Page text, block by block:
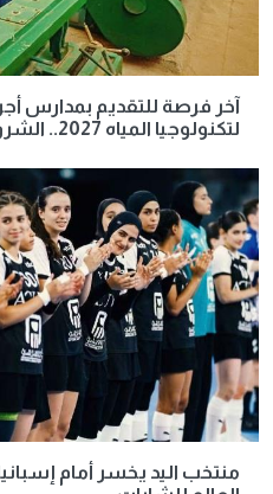
آخر فرصة للتقديم بمدارس
لتكنولوجيا المياه 2027.. الشروط ورابط التسجيل
منتخب اليد يخسر أمام